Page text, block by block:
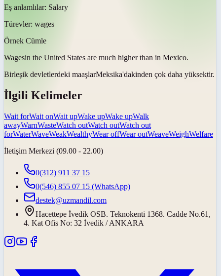
Eş anlamlılar: Salary
Türevler: wages
Örnek Cümle
Wagesin the United States are much higher than in Mexico.
Birleşik devletlerdeki maaşlarMeksika'dakinden çok daha yüksektir.
İlgili Kelimeler
Wait forWait onWait upWake upWake upWalk
awayWarnWasteWatch outWatch outWatch out
forWaterWaveWeakWealthyWear offWear outWeaveWeighWelfare
İletişim Merkezi (09.00 - 22.00)
0(312) 911 37 15
0(546) 855 07 15 (WhatsApp)
destek@uzmandil.com
Hacettepe İvedik OSB. Teknokenti 1368. Cadde No.61,
4. Kat Ofis No: 32 İvedik / ANKARA